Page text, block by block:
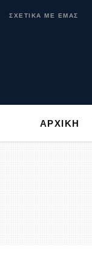
ΣΧΕΤΙΚΑ ΜΕ ΕΜΑΣ
ΑΡΧΙΚΗ
ΑΡΧΙΚΗ